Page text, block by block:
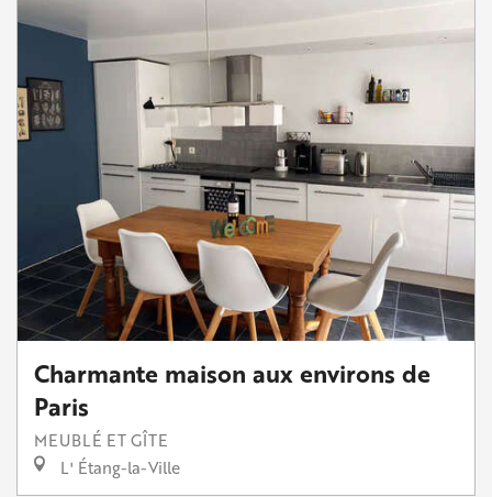
Charmante maison aux environs de
Paris
MEUBLÉ ET GÎTE
L' Étang-la-Ville